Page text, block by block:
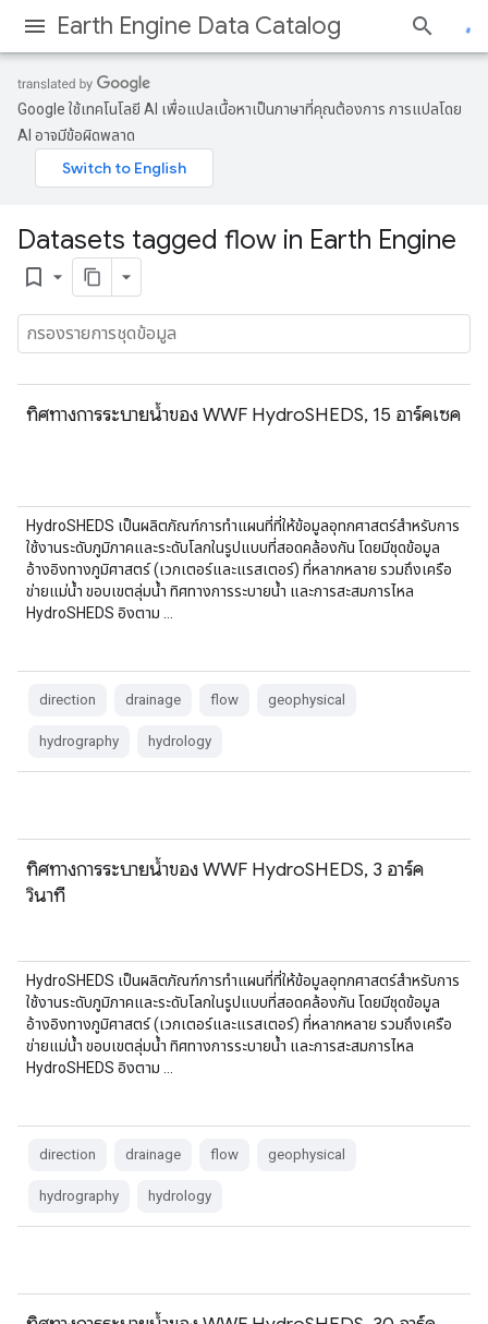
Earth Engine Data Catalog
Google ใช้เทคโนโลยี AI เพื่อแปลเนื้อหาเป็นภาษาที่คุณต้องการ การแปลโดย
AI อาจมีข้อผิดพลาด
Datasets tagged flow in Earth Engine
bookmark_border
ทิศทางการระบายน้ำของ WWF HydroSHEDS, 15 อาร์คเซค
HydroSHEDS เป็นผลิตภัณฑ์การทำแผนที่ที่ให้ข้อมูลอุทกศาสตร์สำหรับการ
ใช้งานระดับภูมิภาคและระดับโลกในรูปแบบที่สอดคล้องกัน โดยมีชุดข้อมูล
อ้างอิงทางภูมิศาสตร์ (เวกเตอร์และแรสเตอร์) ที่หลากหลาย รวมถึงเครือ
ข่ายแม่น้ำ ขอบเขตลุ่มน้ำ ทิศทางการระบายน้ำ และการสะสมการไหล
HydroSHEDS อิงตาม …
direction drainage flow geophysical
hydrography hydrology
ทิศทางการระบายน้ำของ WWF HydroSHEDS, 3 อาร์ค
วินาที
HydroSHEDS เป็นผลิตภัณฑ์การทำแผนที่ที่ให้ข้อมูลอุทกศาสตร์สำหรับการ
ใช้งานระดับภูมิภาคและระดับโลกในรูปแบบที่สอดคล้องกัน โดยมีชุดข้อมูล
อ้างอิงทางภูมิศาสตร์ (เวกเตอร์และแรสเตอร์) ที่หลากหลาย รวมถึงเครือ
ข่ายแม่น้ำ ขอบเขตลุ่มน้ำ ทิศทางการระบายน้ำ และการสะสมการไหล
HydroSHEDS อิงตาม …
direction drainage flow geophysical
hydrography hydrology